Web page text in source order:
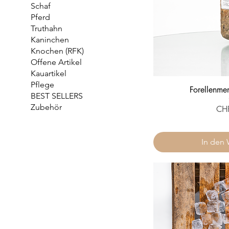
Schaf
Pferd
Truthahn
Kaninchen
Knochen (RFK)
Offene Artikel
Kauartikel
Pflege
BEST SELLERS
Zubehör
In den